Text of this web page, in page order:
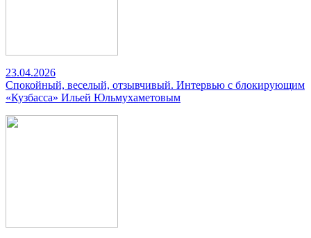
23.04.2026
Спокойный, веселый, отзывчивый. Интервью с блокирующим
«Кузбасса» Ильей Юльмухаметовым